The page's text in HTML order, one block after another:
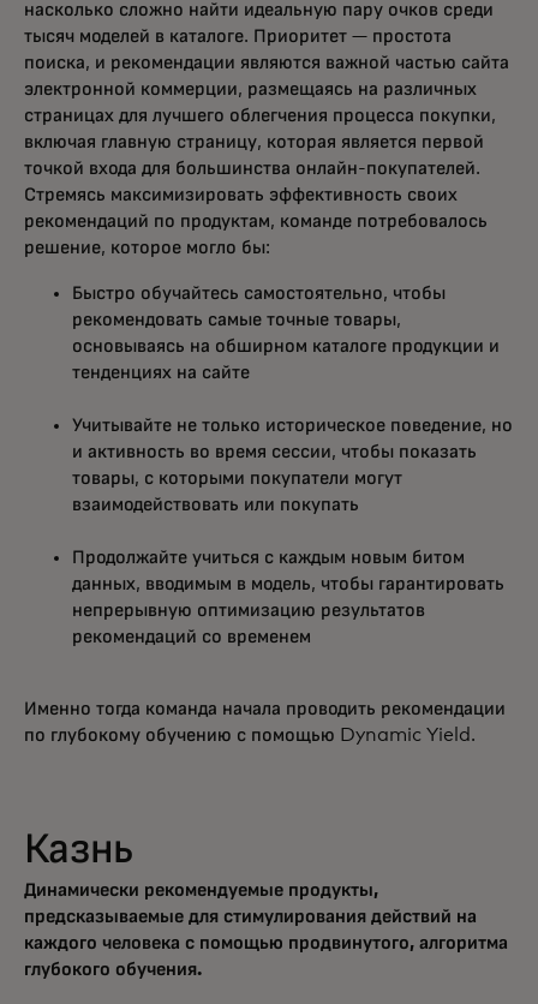
насколько сложно найти идеальную пару очков среди
тысяч моделей в каталоге. Приоритет — простота
поиска, и рекомендации являются важной частью сайта
электронной коммерции, размещаясь на различных
страницах для лучшего облегчения процесса покупки,
включая главную страницу, которая является первой
точкой входа для большинства онлайн-покупателей.
Стремясь максимизировать эффективность своих
рекомендаций по продуктам, команде потребовалось
решение, которое могло бы:
Быстро обучайтесь самостоятельно, чтобы
рекомендовать самые точные товары,
основываясь на обширном каталоге продукции и
тенденциях на сайте
Учитывайте не только историческое поведение, но
и активность во время сессии, чтобы показать
товары, с которыми покупатели могут
взаимодействовать или покупать
Продолжайте учиться с каждым новым битом
данных, вводимым в модель, чтобы гарантировать
непрерывную оптимизацию результатов
рекомендаций со временем
Именно тогда команда начала проводить рекомендации
по глубокому обучению с помощью Dynamic Yield.
Казнь
Динамически рекомендуемые продукты,
предсказываемые для стимулирования действий на
каждого человека с помощью продвинутого, алгоритма
глубокого обучения.